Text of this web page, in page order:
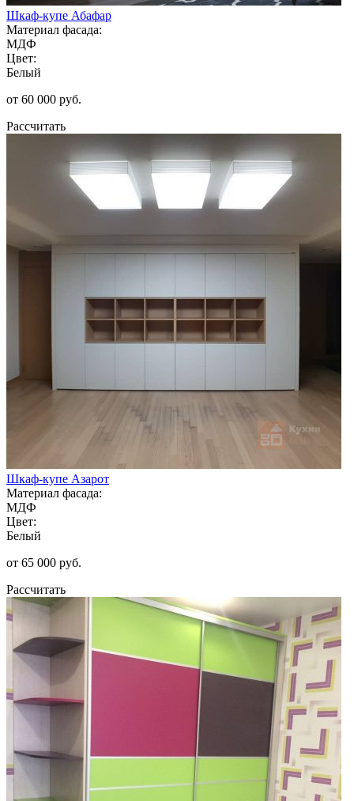
Шкаф-купе Абафар
Материал фасада:
МДФ
Цвет:
Белый
от 60 000 руб.
Рассчитать
Шкаф-купе Азарот
Материал фасада:
МДФ
Цвет:
Белый
от 65 000 руб.
Рассчитать